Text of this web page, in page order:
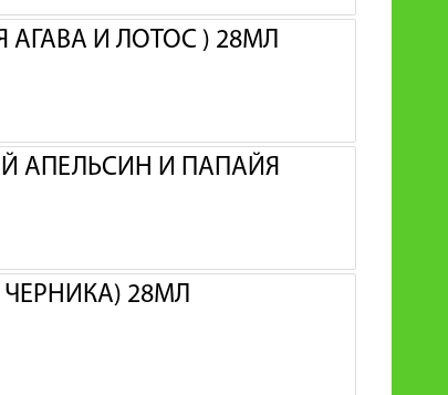
АГАВА И ЛОТОС ) 28МЛ
АПЕЛЬСИН И ПАПАЙЯ
28МЛ